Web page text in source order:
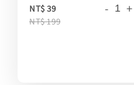
NT$ 39
NT$ 199
- +